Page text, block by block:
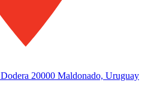
20000 Maldonado, Uruguay